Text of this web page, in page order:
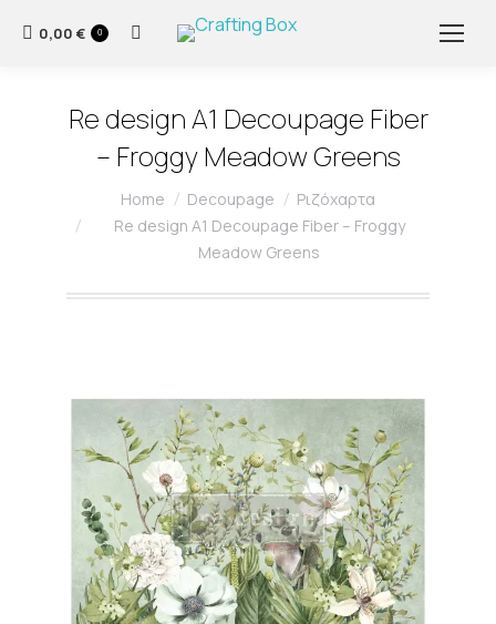
0,00 € 0 Search:
Re design A1 Decoupage Fiber
– Froggy Meadow Greens
You are here:
Home Decoupage
Ριζόχαρτα
Re design A1 Decoupage Fiber – Froggy
Meadow Greens